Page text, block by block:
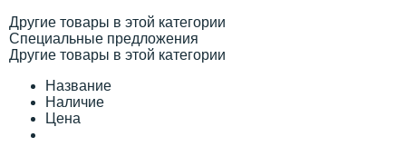
Другие товары в этой категории
Специальные предложения
Другие товары в этой категории
Название
Наличие
Цена